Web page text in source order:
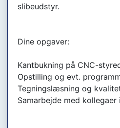
slibeudstyr.
Dine opgaver:
Kantbukning på CNC-
Opstilling og evt.
Tegningslæsning og
Samarbejde med